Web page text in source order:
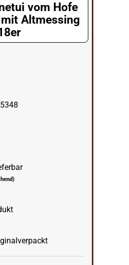
vom Hofe Leder hellbraun
unten rechts = KI erstellter
vom Hofe
mit Altmessing